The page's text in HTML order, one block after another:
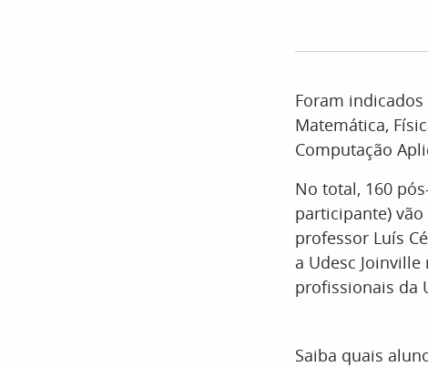
Foram
Matemática,
Computação
No total, 160
participante)
professor Luís
a Udesc
profissionais da
Saiba quais